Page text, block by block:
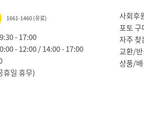
1661-1460 (유료)
- 17:00
- 12:00 / 14:00 - 17:00
휴일 휴무)
사회후
포토 구
자주 찾
교환/
상품/